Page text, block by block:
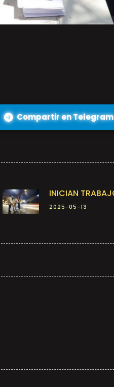
Compartir en Telegram
INICIAN
2025-05-13